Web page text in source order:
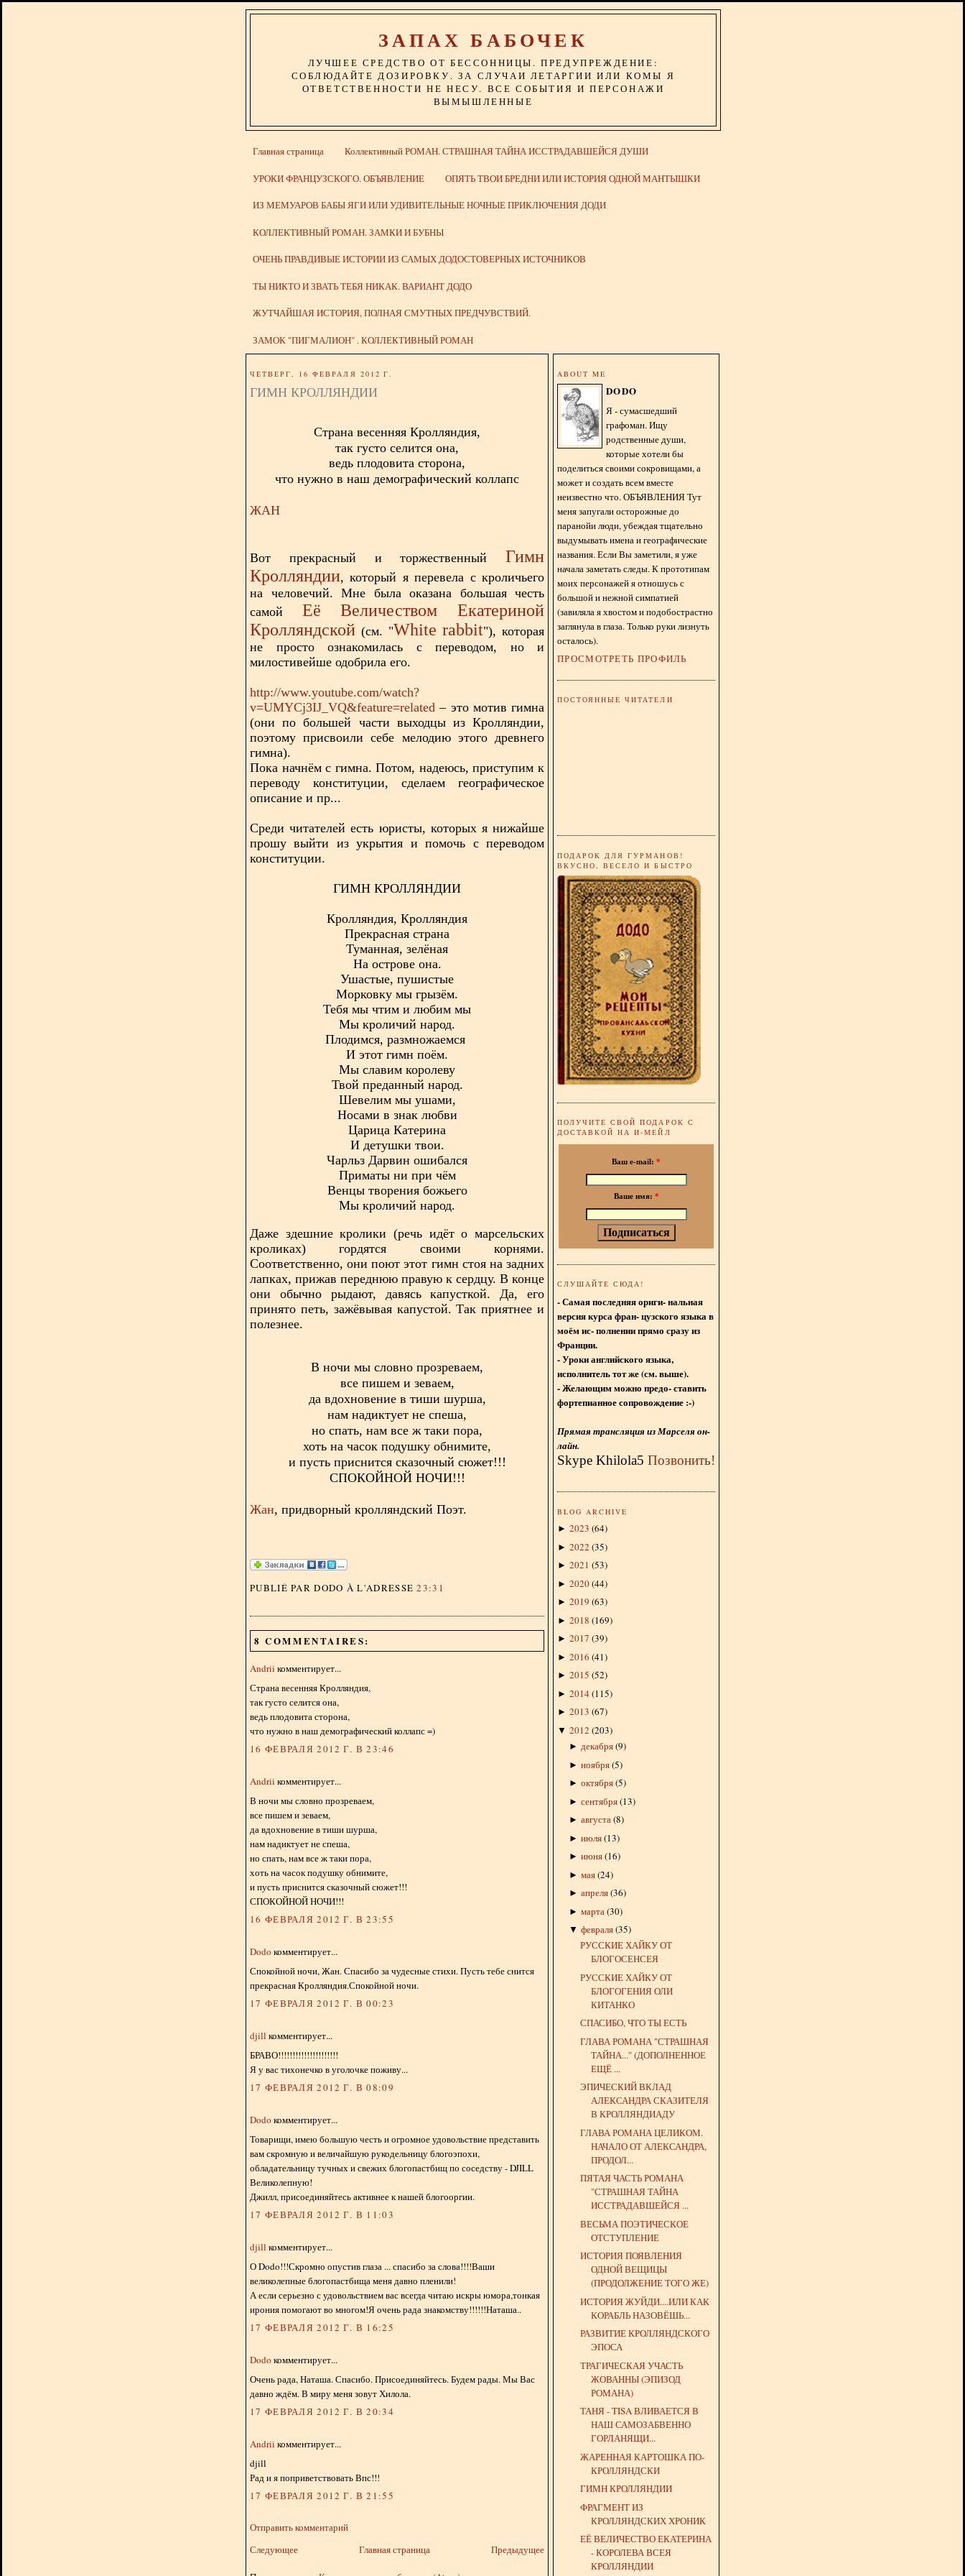
ЗАПАХ БАБОЧЕК
ЛУЧШЕЕ СРЕДСТВО ОТ БЕССОННИЦЫ. ПРЕДУПРЕЖДЕНИЕ:
СОБЛЮДАЙТЕ ДОЗИРОВКУ. ЗА СЛУЧАИ ЛЕТАРГИИ ИЛИ КОМЫ Я
ОТВЕТСТВЕННОСТИ НЕ НЕСУ. ВСЕ СОБЫТИЯ И ПЕРСОНАЖИ
ВЫМЫШЛЕННЫЕ
Главная страница Коллективный РОМАН. СТРАШНАЯ ТАЙНА ИССТРАДАВШЕЙСЯ ДУШИ
УРОКИ ФРАНЦУЗСКОГО. ОБЪЯВЛЕНИЕ ОПЯТЬ ТВОИ БРЕДНИ ИЛИ ИСТОРИЯ ОДНОЙ МАНТЫШКИ
ИЗ МЕМУАРОВ БАБЫ ЯГИ ИЛИ УДИВИТЕЛЬНЫЕ НОЧНЫЕ ПРИКЛЮЧЕНИЯ ДОДИ
КОЛЛЕКТИВНЫЙ РОМАН. ЗАМКИ И БУБНЫ
ОЧЕНЬ ПРАВДИВЫЕ ИСТОРИИ ИЗ САМЫХ ДОДОСТОВЕРНЫХ ИСТОЧНИКОВ
ТЫ НИКТО И ЗВАТЬ ТЕБЯ НИКАК. ВАРИАНТ ДОДО
ЖУТЧАЙШАЯ ИСТОРИЯ, ПОЛНАЯ СМУТНЫХ ПРЕДЧУВСТВИЙ.
ЗАМОК "ПИГМАЛИОН" . КОЛЛЕКТИВНЫЙ РОМАН
ЧЕТВЕРГ, 16 ФЕВРАЛЯ 2012 Г.
ГИМН КРОЛЛЯНДИИ
Страна весенняя Кролляндия,
так густо селится она,
ведь плодовита сторона,
что нужно в наш демографический коллапс
ЖАН
Вот прекрасный и торжественный Гимн
Кролляндии, который я перевела с кроличьего
на человечий. Мне была оказана большая честь
самой Её Величеством Екатериной
Кролляндской (см. "White rabbit"), которая
не просто ознакомилась с переводом, но и
милостивейше одобрила его.
http://www.youtube.com/watch?
v=UMYCj3IJ_VQ&feature=related – это мотив гимна
(они по большей части выходцы из Кролляндии,
поэтому присвоили себе мелодию этого древнего
гимна).
Пока начнём с гимна. Потом, надеюсь, приступим к
переводу конституции, сделаем географическое
описание и пр...
Среди читателей есть юристы, которых я нижайше
прошу выйти из укрытия и помочь с переводом
конституции.
ГИМН КРОЛЛЯНДИИ
Кролляндия, Кролляндия
Прекрасная страна
Туманная, зелёная
На острове она.
Ушастые, пушистые
Морковку мы грызём.
Тебя мы чтим и любим мы
Мы кроличий народ.
Плодимся, размножаемся
И этот гимн поём.
Мы славим королеву
Твой преданный народ.
Шевелим мы ушами,
Носами в знак любви
Царица Катерина
И детушки твои.
Чарльз Дарвин ошибался
Приматы ни при чём
Венцы творения божьего
Мы кроличий народ.
Даже здешние кролики (речь идёт о марсельских
кроликах) гордятся своими корнями.
Соответственно, они поют этот гимн стоя на задних
лапках, прижав переднюю правую к сердцу. В конце
они обычно рыдают, давясь капусткой. Да, его
принято петь, зажёвывая капустой. Так приятнее и
полезнее.
В ночи мы словно прозреваем,
все пишем и зеваем,
да вдохновение в тиши шурша,
нам надиктует не спеша,
но спать, нам все ж таки пора,
хоть на часок подушку обнимите,
и пусть приснится сказочный сюжет!!!
СПОКОЙНОЙ НОЧИ!!!
Жан, придворный кролляндский Поэт.
PUBLIÉ PAR DODO À L'ADRESSE23:31
8 COMMENTAIRES:
Andrii комментирует...
Страна весенняя Кролляндия,
так густо селится она,
ведь плодовита сторона,
что нужно в наш демографический коллапс =)
16 ФЕВРАЛЯ 2012 Г. В 23:46
Andrii комментирует...
В ночи мы словно прозреваем,
все пишем и зеваем,
да вдохновение в тиши шурша,
нам надиктует не спеша,
но спать, нам все ж таки пора,
хоть на часок подушку обнимите,
и пусть приснится сказочный сюжет!!!
СПОКОЙНОЙ НОЧИ!!!
16 ФЕВРАЛЯ 2012 Г. В 23:55
Dodo комментирует...
Спокойной ночи, Жан. Спасибо за чудесные стихи. Пусть тебе снится
прекрасная Кролляндия.Спокойной ночи.
17 ФЕВРАЛЯ 2012 Г. В 00:23
djill комментирует...
БРАВО!!!!!!!!!!!!!!!!!!!!!
Я у вас тихонечко в уголочке поживу...
17 ФЕВРАЛЯ 2012 Г. В 08:09
Dodo комментирует...
Товарищи, имею большую честь и огромное удовольствие представить
вам скромную и величайшую рукодельницу блогоэпохи,
обладательницу тучных и свежих блогопастбищ по соседству - DJILL
Великолепную!
Джилл, присоединяйтесь активнее к нашей блогооргии.
17 ФЕВРАЛЯ 2012 Г. В 11:03
djill комментирует...
О Dodo!!!Скромно опустив глаза ... спасибо за слова!!!!Ваши
великолепные блогопастбища меня давно пленили!
А если серьезно с удовольствием вас всегда читаю искры юмора,тонкая
ирония помогают во многом!Я очень рада знакомству!!!!!!Наташа..
17 ФЕВРАЛЯ 2012 Г. В 16:25
Dodo комментирует...
Очень рада, Наташа. Спасибо. Присоединяйтесь. Будем рады. Мы Вас
давно ждём. В миру меня зовут Хилола.
17 ФЕВРАЛЯ 2012 Г. В 20:34
Andrii комментирует...
djill
Рад и я поприветствовать Впс!!!
17 ФЕВРАЛЯ 2012 Г. В 21:55
Отправить комментарий
Следующее
Предыдущее
Главная страница
ABOUT ME
DODO
Я - сумасшедший
графоман. Ищу
родственные души,
которые хотели бы
поделиться своими сокровищами, а
может и создать всем вместе
неизвестно что. ОБЪЯВЛЕНИЯ Тут
меня запугали осторожные до
паранойи люди, убеждая тщательно
выдумывать имена и географические
названия. Если Вы заметили, я уже
начала заметать следы. К прототипам
моих персонажей я отношусь с
большой и нежной симпатией
(завиляла я хвостом и подобострастно
заглянула в глаза. Только руки лизнуть
осталось).
ПРОСМОТРЕТЬ ПРОФИЛЬ
ПОСТОЯННЫЕ ЧИТАТЕЛИ
ПОДАРОК ДЛЯ ГУРМАНОВ!
ВКУСНО, ВЕСЕЛО И БЫСТРО
ПОЛУЧИТЕ СВОЙ ПОДАРОК С
ДОСТАВКОЙ НА И-МЕЙЛ
Ваш e-mail: *
Ваше имя: *
СЛУШАЙТЕ СЮДА!
- Самая последняя ориги- нальная
версия курса фран- цузского языка в
моём ис- полнении прямо сразу из
Франции.
- Уроки английского языка,
исполнитель тот же (см. выше).
- Желающим можно предо- ставить
фортепианное сопровождение :-)
Прямая трансляция из Марселя он-
лайн.
Skype Khilola5 Позвонить!
BLOG ARCHIVE
► 2023 (64)
► 2022 (35)
► 2021 (53)
► 2020(44)
► 2019 (63)
► 2018 (169)
► 2017 (39)
► 2016 (41)
► 2015 (52)
► 2014 (115)
► 2013 (67)
▼ 2012 (203)
► декабря(9)
► ноября(5)
► октября(5)
► сентября(13)
► августа(8)
► июля(13)
► июня(16)
► мая(24)
► апреля(36)
► марта (30)
▼ февраля(35)
РУССКИЕ ХАЙКУ ОТ
БЛОГОСЕНСЕЯ
РУССКИЕ ХАЙКУ ОТ
БЛОГОГЕНИЯ ОЛИ
КИТАНКО
СПАСИБО, ЧТО ТЫ ЕСТЬ
ГЛАВА РОМАНА "СТРАШНАЯ
ТАЙНА..." (ДОПОЛНЕННОЕ
ЕЩЁ ...
ЭПИЧЕСКИЙ ВКЛАД
АЛЕКСАНДРА СКАЗИТЕЛЯ
В КРОЛЛЯНДИАДУ
ГЛАВА РОМАНА ЦЕЛИКОМ.
НАЧАЛО ОТ АЛЕКСАНДРА,
ПРОДОЛ...
ПЯТАЯ ЧАСТЬ РОМАНА
"СТРАШНАЯ ТАЙНА
ИССТРАДАВШЕЙСЯ ...
ВЕСЬМА ПОЭТИЧЕСКОЕ
ОТСТУПЛЕНИЕ
ИСТОРИЯ ПОЯВЛЕНИЯ
ОДНОЙ ВЕЩИЦЫ
(ПРОДОЛЖЕНИЕ ТОГО ЖЕ)
ИСТОРИЯ ЖУЙДИ....ИЛИ КАК
КОРАБЛЬ НАЗОВЁШЬ...
РАЗВИТИЕ КРОЛЛЯНДСКОГО
ЭПОСА
ТРАГИЧЕСКАЯ УЧАСТЬ
ЖОВАННЫ (ЭПИЗОД
РОМАНА)
ТАНЯ - TISA ВЛИВАЕТСЯ В
НАШ САМОЗАБВЕННО
ГОРЛАНЯЩИ...
ЖАРЕННАЯ КАРТОШКА ПО-
КРОЛЛЯНДСКИ
ГИМН КРОЛЛЯНДИИ
ФРАГМЕНТ ИЗ
КРОЛЛЯНДСКИХ ХРОНИК
ЕЁ ВЕЛИЧЕСТВО ЕКАТЕРИНА
- КОРОЛЕВА ВСЕЯ
КРОЛЛЯНДИИ